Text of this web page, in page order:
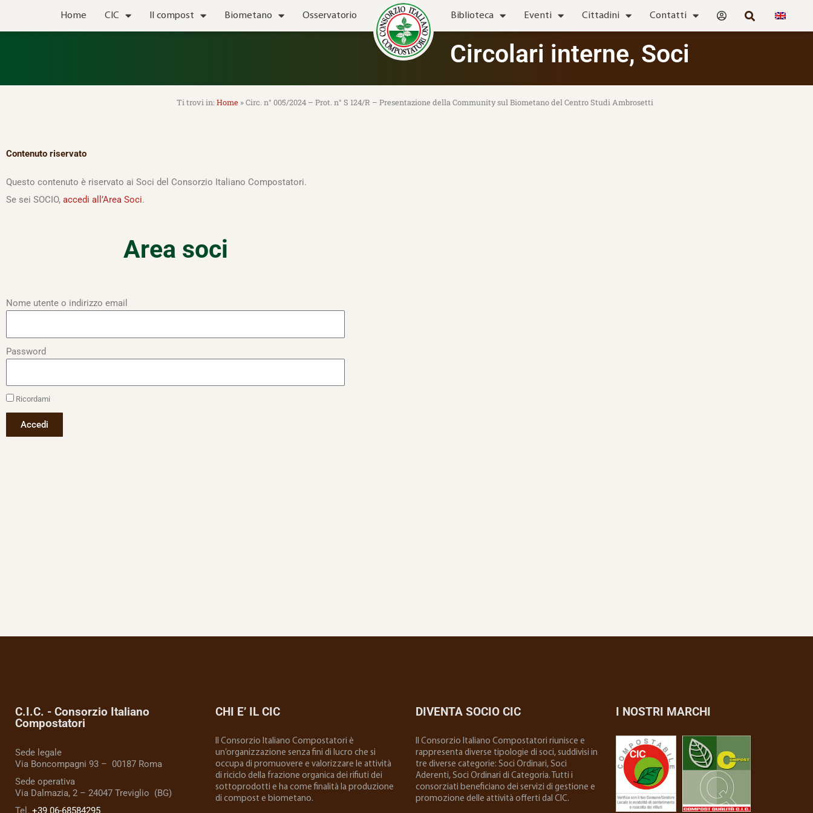
Home CIC Il compost Biometano Osservatorio Biblioteca Eventi Cittadini Contatti
Circolari interne, Soci
Home »Circ. n° 005/2024 – Prot. n° S 124/R – Presentazione della Community sul Biometano del Centro Studi Ambrosetti
Contenuto riservato
Questo contenuto è riservato ai Soci del Consorzio Italiano Compostatori.
Se sei SOCIO, accedi all’Area Soci.
Area soci
Nome utente o indirizzo email
Password
Ricordami
Accedi
C.I.C. - Consorzio Italiano
Compostatori
Sede legale
Via Boncompagni 93 – 00187 Roma
Sede operativa
Via Dalmazia, 2 – 24047 Treviglio (BG)
Tel. +39 06-68584295
CHI E’ IL CIC
Il Consorzio Italiano Compostatori è
un’organizzazione senza fini di lucro che si
occupa di promuovere e valorizzare le attività
di riciclo della frazione organica dei rifiuti dei
sottoprodotti e ha come finalità la produzione
di compost e biometano.
DIVENTA SOCIO CIC
ll Consorzio Italiano Compostatori riunisce e
rappresenta diverse tipologie di soci, suddivisi in
tre diverse categorie: Soci Ordinari, Soci
Aderenti, Soci Ordinari di Categoria. Tutti i
consorziati beneficiano dei servizi di gestione e
promozione delle attività offerti dal CIC.
I NOSTRI MARCHI